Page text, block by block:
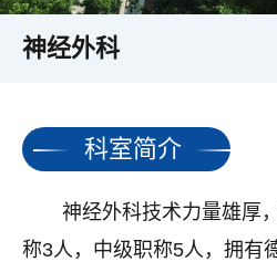
神经外科
科室简介
神经外科技术力量雄厚
称3人，中级职称5人，拥有